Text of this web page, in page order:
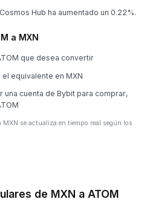
Hub ha aumentado un 0.22%.
a MXN
que desea convertir
equivalente en MXN
cuenta de Bybit para comprar,
MXN se actualiza en tiempo real según los
de MXN a ATOM